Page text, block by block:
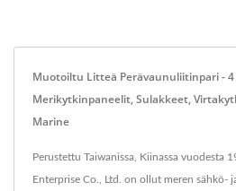
Muotoiltu Litteä Perävaunuliitinpari - 4
Merikytkinpaneelit, Sulakkeet,
Marine
Perustettu Taiwanissa, Kiinassa vuodesta
Enterprise Co., Ltd. on ollut meren sähkö-